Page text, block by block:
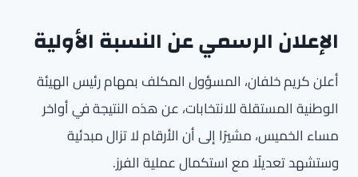
الإعلان الرسمي عن النسبة الأولية
أعلن كريم خلفان، المسؤول المكلف بمهام رئيس الهيئة
الوطنية المستقلة للانتخابات، عن هذه النتيجة في أواخر
مساء الخميس، مشيرًا إلى أن الأرقام لا تزال مبدئية
وستشهد تعديلًا مع استكمال عملية الفرز.